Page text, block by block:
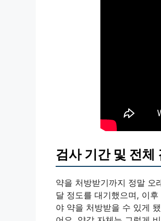
검사 기간 및 전체
약을 처방받기까지 정말 오
달 정도를 대기했으며, 이
야 약을 처방받을 수 있게